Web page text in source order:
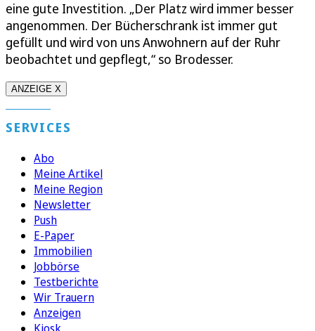
eine gute Investition. „Der Platz wird immer besser
angenommen. Der Bücherschrank ist immer gut
gefüllt und wird von uns Anwohnern auf der Ruhr
beobachtet und gepflegt,“ so Brodesser.
ANZEIGE X
SERVICES
Abo
Meine Artikel
Meine Region
Newsletter
Push
E-Paper
Immobilien
Jobbörse
Testberichte
Wir Trauern
Anzeigen